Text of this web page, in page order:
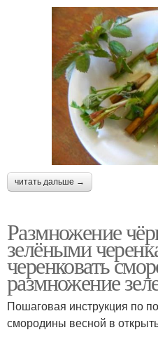
читать дальше →
Размножение
зелёными
черенковать
размножение
Пошаговая инструкция по
смородины весной в